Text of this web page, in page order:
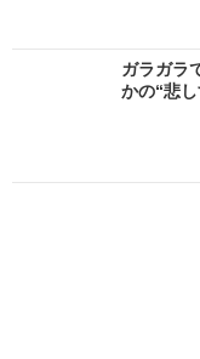
ガラガラ
かの“悲